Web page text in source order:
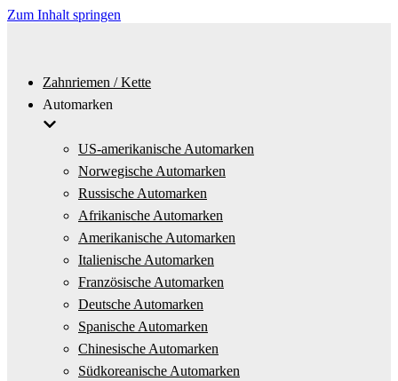
Zum Inhalt springen
Zahnriemen / Kette
Automarken
US-amerikanische Automarken
Norwegische Automarken
Russische Automarken
Afrikanische Automarken
Amerikanische Automarken
Italienische Automarken
Französische Automarken
Deutsche Automarken
Spanische Automarken
Chinesische Automarken
Südkoreanische Automarken